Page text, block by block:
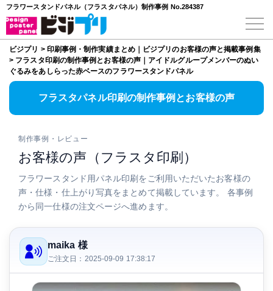
フラワースタンドパネル（フラスタパネル）制作事例 No.284387
ビジプリ > 印刷事例・制作実績まとめ｜ビジプリのお客様の声と掲載事例集
> フラスタ印刷の制作事例とお客様の声｜アイドルグループメンバーのぬい
ぐるみをあしらった赤ベースのフラワースタンドパネル
フラスタパネル印刷の制作事例とお客様の声
制作事例・レビュー
お客様の声（フラスタ印刷）
フラワースタンド用パネル印刷をご利用いただいたお客様の
声・仕様・仕上がり写真をまとめて掲載しています。 各事例
から同一仕様の注文ページへ進めます。
maika 様
ご注文日：2025-09-09 17:38:17